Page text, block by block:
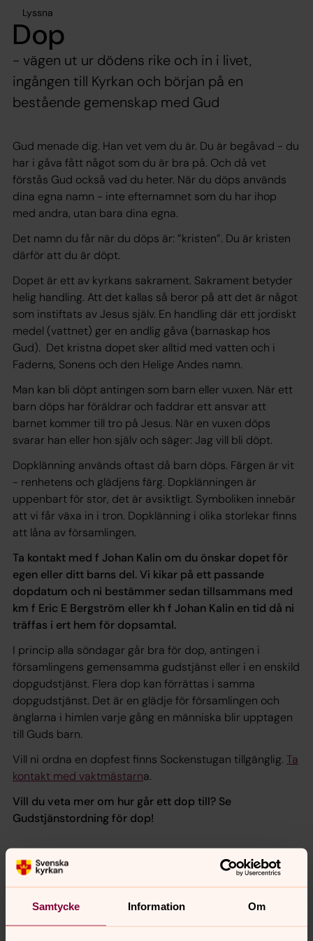
Samtycke Information Om
Lyssna
Dop
- vägen ut ur dödens rike och in i livet,
ingången till Kyrkan och början på en
bestående gemenskap med Gud
Gud menade dig. Han vet vem du är. Du är begåvad - du
har i gåva fått något som du är bra på. Och då vet
förstås Gud också vad du heter. När du döps används
dina egna namn - inte efternamnet som du har ihop
med andra, utan bara dina egna.
Det namn du får när du döps är: ”kristen”. Du är kristen
därför att du är döpt.
Dopet är ett av kyrkans sakrament. Sakrament betyder
helig handling. Att det kallas så beror på att det är något
som instiftats av Jesus själv. En handling där ett jordiskt
medel (vattnet) ger en andlig gåva (barnaskap hos
Gud). Det kristna dopet sker alltid med vatten och i
Faderns, Sonens och den Helige Andes namn.
Man kan bli döpt antingen som barn eller vuxen. När ett
barn döps har föräldrar och faddrar ett ansvar att
barnet kommer till tro på Jesus. När en vuxen döps
svarar han eller hon själv och säger: Jag vill bli döpt.
Dopklänning används oftast då barn döps. Färgen är vit
- renhetens och glädjens färg. Dopklänningen är
uppenbart för stor, det är avsiktligt. Symboliken innebär
att vi får växa in i tron. Dopklänning i olika storlekar finns
att låna av församlingen.
Ta kontakt med f Johan Kalin om du önskar dopet för
egen eller ditt barns del. Vi kikar på ett passande
dopdatum och ni bestämmer sedan tillsammans med
km f Eric E Bergström eller kh f Johan Kalin en tid då ni
träffas i ert hem för dopsamtal.
I princip alla söndagar går bra för dop, antingen i
församlingens gemensamma gudstjänst eller i en enskild
dopgudstjänst. Flera dop kan förrättas i samma
dopgudstjänst. Det är en glädje för församlingen och
änglarna i himlen varje gång en människa blir upptagen
till Guds barn.
Vill ni ordna en dopfest finns Sockenstugan tillgänglig. Ta
kontakt med vaktmästarna.
Vill du veta mer om hur går ett dop till? Se
Gudstjänstordning för dop!